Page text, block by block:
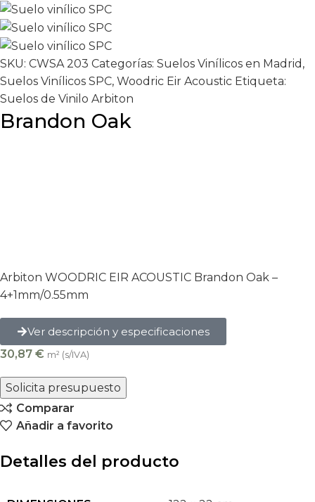
SKU: CWSA 203 Categorías: Suelos Vinílicos en Madrid ,
Suelos Vinílicos SPC, Woodric Eir Acoustic Etiqueta:
Suelos de Vinilo Arbiton
Brandon Oak
Arbiton WOODRIC EIR ACOUSTIC Brandon Oak –
4+1mm/0.55mm
Ver descripción y especificaciones
30,87 € m² (s/IVA)
Solicita presupuesto
Comparar
Añadir a favorito
Detalles del producto